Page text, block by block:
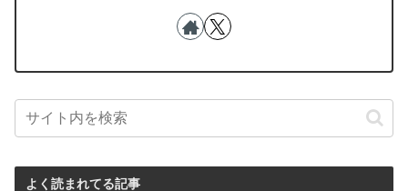
よく読まれてる記事